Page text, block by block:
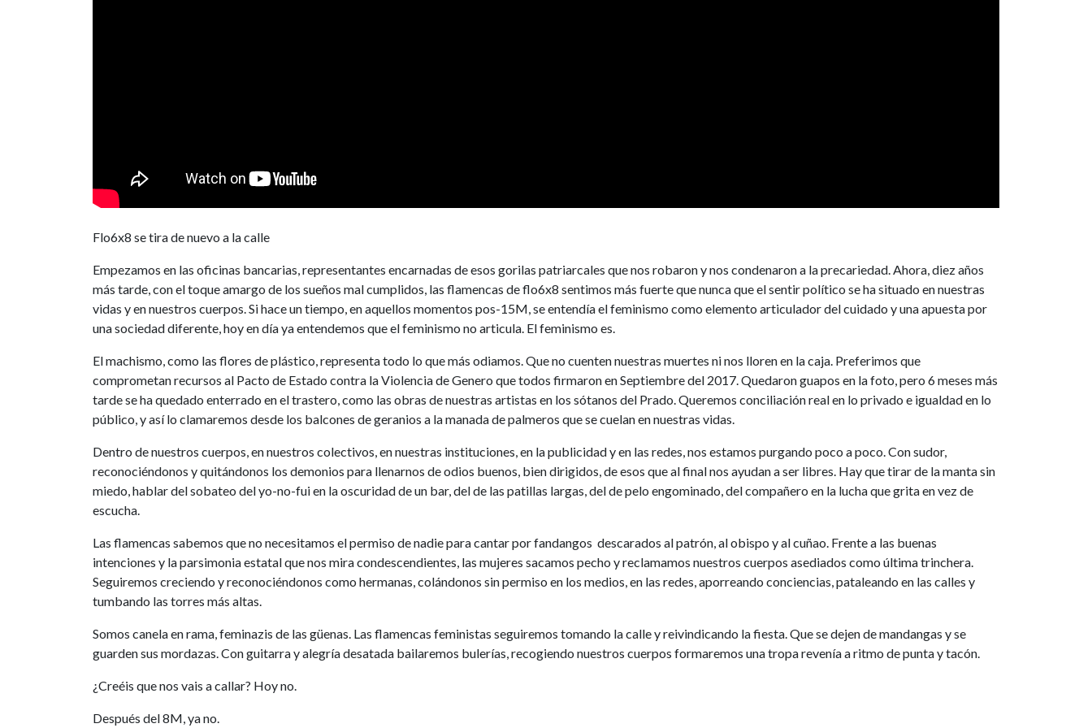
Flo6x8 se tira de nuevo a la calle
Empezamos en las oficinas bancarias, representantes encarnadas de esos gorilas patriarcales que nos robaron y nos condenaron a la precariedad. Ahora, diez años
más tarde, con el toque amargo de los sueños mal cumplidos, las flamencas de flo6x8 sentimos más fuerte que nunca que el sentir político se ha situado en nuestras
vidas y en nuestros cuerpos. Si hace un tiempo, en aquellos momentos pos-15M, se entendía el feminismo como elemento articulador del cuidado y una apuesta por
una sociedad diferente, hoy en día ya entendemos que el feminismo no articula. El feminismo es.
El machismo, como las flores de plástico, representa todo lo que más odiamos. Que no cuenten nuestras muertes ni nos lloren en la caja. Preferimos que
comprometan recursos al Pacto de Estado contra la Violencia de Genero que todos firmaron en Septiembre del 2017. Quedaron guapos en la foto, pero 6 meses más
tarde se ha quedado enterrado en el trastero, como las obras de nuestras artistas en los sótanos del Prado. Queremos conciliación real en lo privado e igualdad en lo
público, y así lo clamaremos desde los balcones de geranios a la manada de palmeros que se cuelan en nuestras vidas.
Dentro de nuestros cuerpos, en nuestros colectivos, en nuestras instituciones, en la publicidad y en las redes, nos estamos purgando poco a poco. Con sudor,
reconociéndonos y quitándonos los demonios para llenarnos de odios buenos, bien dirigidos, de esos que al final nos ayudan a ser libres. Hay que tirar de la manta sin
miedo, hablar del sobateo del yo-no-fui en la oscuridad de un bar, del de las patillas largas, del de pelo engominado, del compañero en la lucha que grita en vez de
escucha.
Las flamencas sabemos que no necesitamos el permiso de nadie para cantar por fandangos descarados al patrón, al obispo y al cuñao. Frente a las buenas
intenciones y la parsimonia estatal que nos mira condescendientes, las mujeres sacamos pecho y reclamamos nuestros cuerpos asediados como última trinchera.
Seguiremos creciendo y reconociéndonos como hermanas, colándonos sin permiso en los medios, en las redes, aporreando conciencias, pataleando en las calles y
tumbando las torres más altas.
Somos canela en rama, feminazis de las güenas. Las flamencas feministas seguiremos tomando la calle y reivindicando la fiesta. Que se dejen de mandangas y se
guarden sus mordazas. Con guitarra y alegría desatada bailaremos bulerías, recogiendo nuestros cuerpos formaremos una tropa revenía a ritmo de punta y tacón.
¿Creéis que nos vais a callar? Hoy no.
Después del 8M, ya no.